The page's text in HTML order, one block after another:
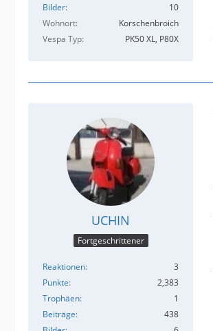
Bilder
10
Wohnort
Korschenbroich
Vespa Typ
PK50 XL, P80X
UCHIN
Fortgeschrittener
Reaktionen
3
Punkte
2,383
Trophäen
1
Beiträge
438